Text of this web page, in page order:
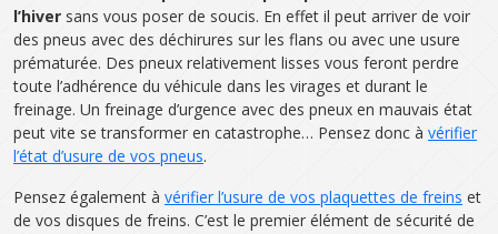
l’hiver sans vous poser de soucis. En effet il peut arriver de voir
des pneus avec des déchirures sur les flans ou avec une usure
prématurée. Des pneux relativement lisses vous feront perdre
toute l’adhérence du véhicule dans les virages et durant le
freinage. Un freinage d’urgence avec des pneux en mauvais état
peut vite se transformer en catastrophe… Pensez donc à vérifier
l’état d’usure de vos pneus.
Pensez également à vérifier l’usure de vos plaquettes de freins et
de vos disques de freins. C’est le premier élément de sécurité de